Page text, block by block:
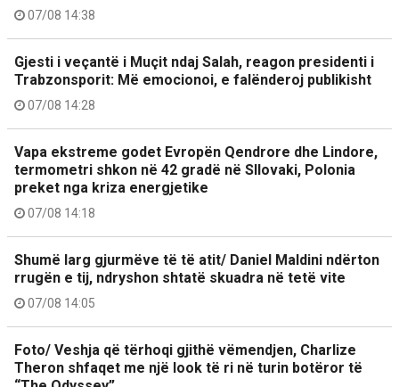
07/08 14:38
Gjesti i veçantë i Muçit ndaj Salah, reagon presidenti i
Trabzonsporit: Më emocionoi, e falënderoj publikisht
07/08 14:28
Vapa ekstreme godet Evropën Qendrore dhe Lindore,
termometri shkon në 42 gradë në Sllovaki, Polonia
preket nga kriza energjetike
07/08 14:18
Shumë larg gjurmëve të të atit/ Daniel Maldini ndërton
rrugën e tij, ndryshon shtatë skuadra në tetë vite
07/08 14:05
Foto/ Veshja që tërhoqi gjithë vëmendjen, Charlize
Theron shfaqet me një look të ri në turin botëror të